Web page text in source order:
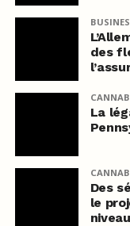
des
La
Des
le